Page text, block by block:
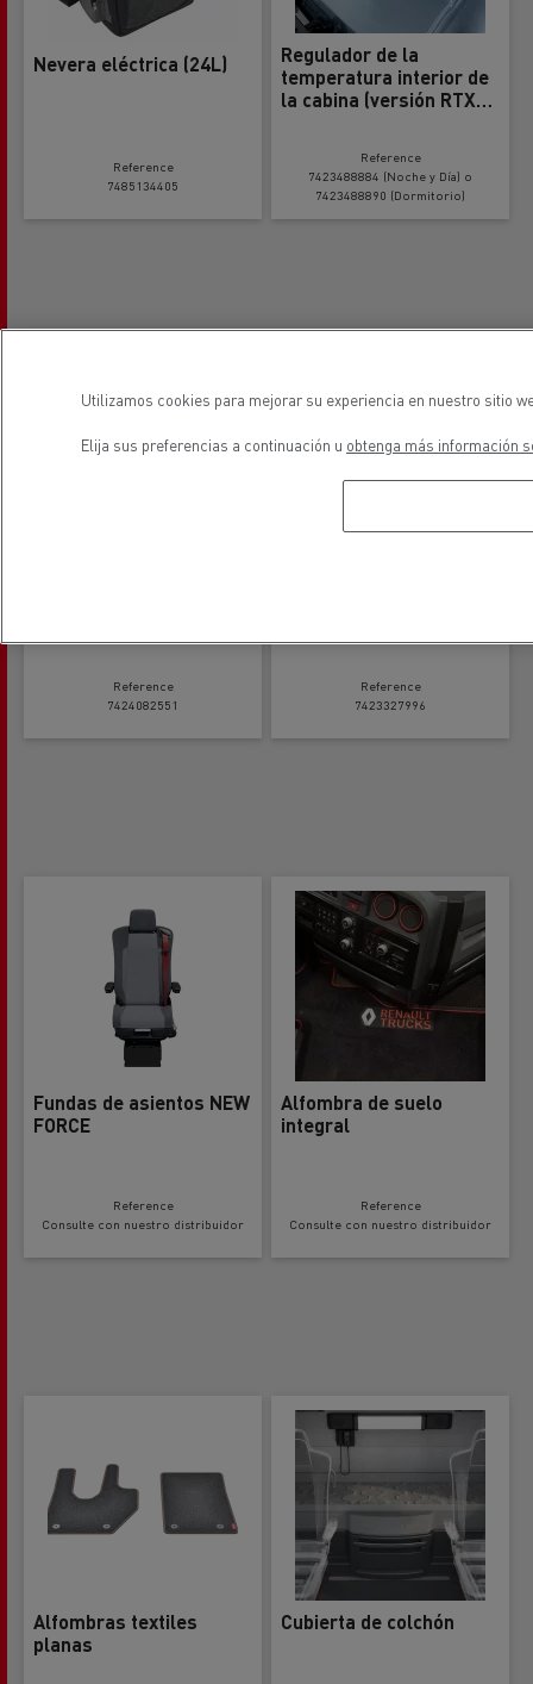
Nevera eléctrica (24L)
Reference
7485134405
Regulador de la
temperatura interior de
la cabina (versión RTX
Reference
7423488884 (Noche y Día) o
7423488890 (Dormitorio)
Reference
7424082551
Reference
7423327996
Fundas de asientos NEW
FORCE
Reference
Consulte con nuestro distribuidor
Alfombra de suelo
integral
Reference
Consulte con nuestro distribuidor
Alfombras textiles
planas
Cubierta de colchón
Utilizamos cookies para mejorar su experiencia en nuestro sitio
Elija sus preferencias a continuación u obtenga más información